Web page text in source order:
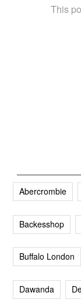
This
Abercrombie
Backesshop
Buffalo London
Dawanda